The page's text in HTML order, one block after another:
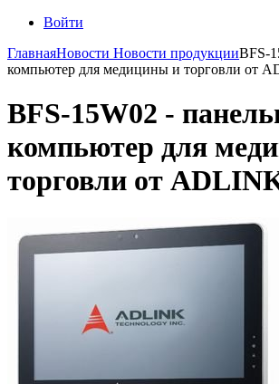
Войти
ГлавнаяНовости Новости продукцииBFS-
компьютер для медицины и торговли от
BFS-15W02 -
компьютер для
торговли от